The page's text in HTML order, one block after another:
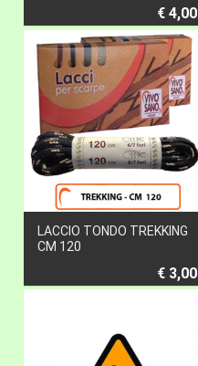
€ 4,00
LACCIO TONDO TREKKING
CM 120
€ 3,00